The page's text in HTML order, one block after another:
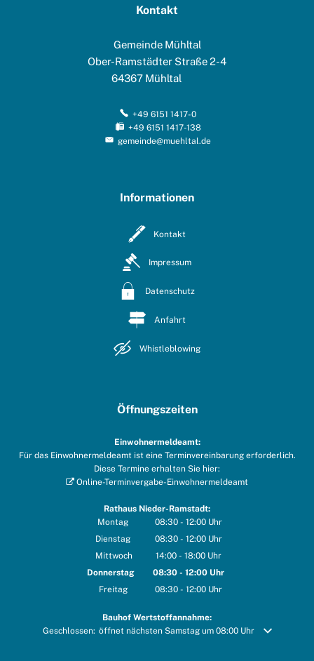
Kontakt
Gemeinde Mühltal
Ober-Ramstädter Straße 2-4
64367 Mühltal
+49 6151 1417-0
+49 6151 1417-138
gemeinde@muehltal.de
Informationen
Kontakt
Impressum
Datenschutz
Anfahrt
Whistleblowing
Öffnungszeiten
Einwohnermeldeamt:
Für das Einwohnermeldeamt ist eine Terminvereinbarung erforderlich.
Diese Termine erhalten Sie hier:
Online-Terminvergabe-Einwohnermeldeamt
Rathaus Nieder-Ramstadt:
Montag
08:30 - 12:00 Uhr
Von 08:30 bis 12:00 Uhr
Dienstag 08:30 - 12:00 Uhr
Von 08:30 bis 12:00 Uhr
Mittwoch 14:00 - 18:00 Uhr
Von 14:00 bis 18:00 Uhr
Donnerstag 08:30 - 12:00 Uhr
Von 08:30 bis 12:00 Uhr
Freitag 08:30 - 12:00 Uhr
Bauhof Wertstoffannahme:
Klicken, um weitere Öffnungs- oder Schließzeiten auszublenden
Geschlossen: öffnet nächsten Samstag um 08:00 Uhr